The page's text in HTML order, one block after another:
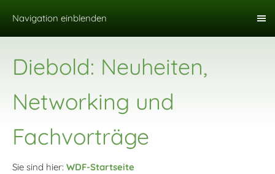
Navigation einblenden
Diebold: Neuheiten,
Networking und
Fachvorträge
Sie sind hier: WDF-Startseite